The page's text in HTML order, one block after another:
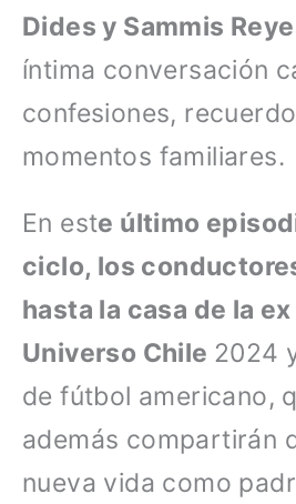
Dides y Sammis
íntima conversación
confesiones,
momentos familiares.
En este último
ciclo, los
hasta la casa de la
Universo Chile 2024
de fútbol americano,
además compartirán
nueva vida como